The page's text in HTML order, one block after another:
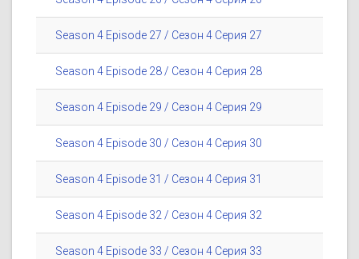
Season 4 Episode 27 / Сезон 4 Серия 27
Season 4 Episode 28 / Сезон 4 Серия 28
Season 4 Episode 29 / Сезон 4 Серия 29
Season 4 Episode 30 / Сезон 4 Серия 30
Season 4 Episode 31 / Сезон 4 Серия 31
Season 4 Episode 32 / Сезон 4 Серия 32
Season 4 Episode 33 / Сезон 4 Серия 33